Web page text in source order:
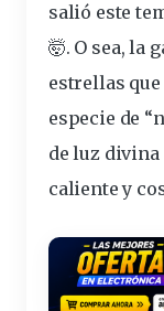
salió este
🤯. O sea, la
estrellas
especie de
de luz divina
caliente y